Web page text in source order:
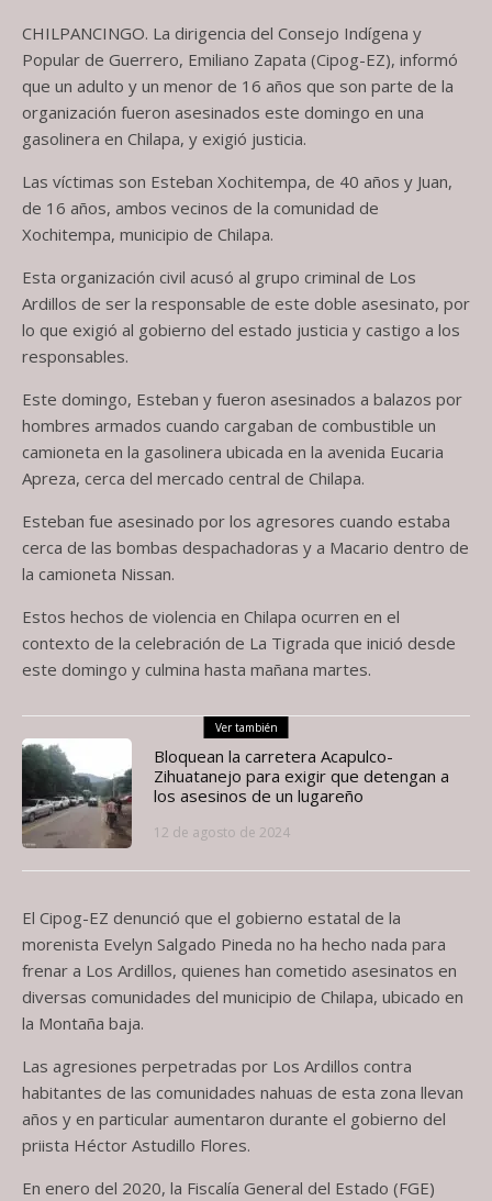
CHILPANCINGO. La dirigencia del Consejo Indígena y
Popular de Guerrero, Emiliano Zapata (Cipog-EZ), informó
que un adulto y un menor de 16 años que son parte de la
organización fueron asesinados este domingo en una
gasolinera en Chilapa, y exigió justicia.
Las víctimas son Esteban Xochitempa, de 40 años y Juan,
de 16 años, ambos vecinos de la comunidad de
Xochitempa, municipio de Chilapa.
Esta organización civil acusó al grupo criminal de Los
Ardillos de ser la responsable de este doble asesinato, por
lo que exigió al gobierno del estado justicia y castigo a los
responsables.
Este domingo, Esteban y fueron asesinados a balazos por
hombres armados cuando cargaban de combustible un
camioneta en la gasolinera ubicada en la avenida Eucaria
Apreza, cerca del mercado central de Chilapa.
Esteban fue asesinado por los agresores cuando estaba
cerca de las bombas despachadoras y a Macario dentro de
la camioneta Nissan.
Estos hechos de violencia en Chilapa ocurren en el
contexto de la celebración de La Tigrada que inició desde
este domingo y culmina hasta mañana martes.
Ver también
Bloquean la carretera Acapulco-
Zihuatanejo para exigir que detengan a
los asesinos de un lugareño
12 de agosto de 2024
El Cipog-EZ denunció que el gobierno estatal de la
morenista Evelyn Salgado Pineda no ha hecho nada para
frenar a Los Ardillos, quienes han cometido asesinatos en
diversas comunidades del municipio de Chilapa, ubicado en
la Montaña baja.
Las agresiones perpetradas por Los Ardillos contra
habitantes de las comunidades nahuas de esta zona llevan
años y en particular aumentaron durante el gobierno del
priista Héctor Astudillo Flores.
En enero del 2020, la Fiscalía General del Estado (FGE)